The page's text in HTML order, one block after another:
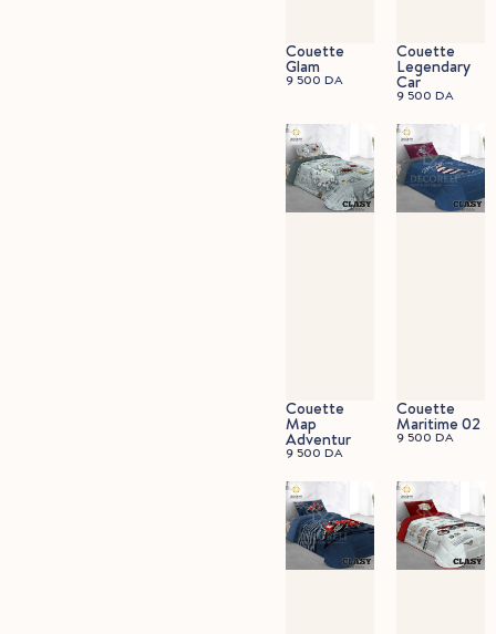
Couette
Glam
9 500DA
Couette
Legendary
Car
9 500DA
Couette
Map
Adventur
9 500DA
Couette
Maritime 02
9 500DA